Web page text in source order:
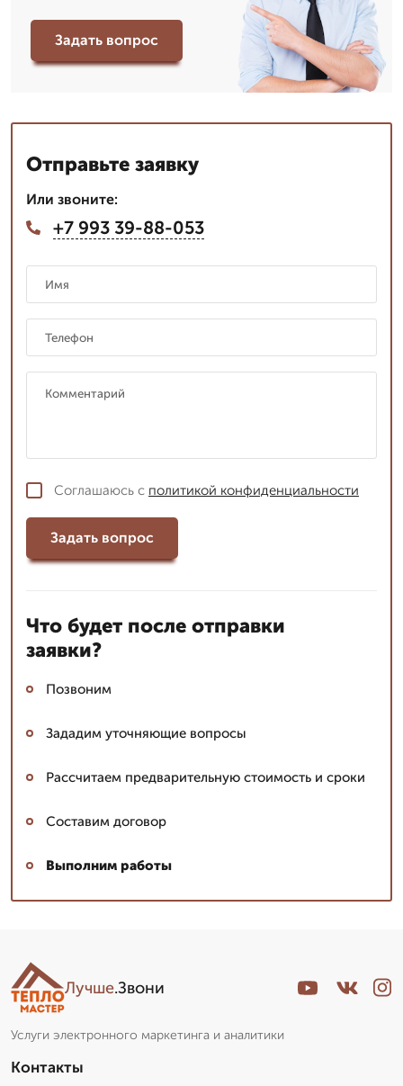
Задать вопрос
Отправьте заявку
Или звоните:
+7 993 39-88-053
Соглашаюсь с политикой конфиденциальности
Задать вопрос
Что будет после отправки
заявки?
Позвоним
Зададим уточняющие вопросы
Рассчитаем предварительную стоимость и сроки
Составим договор
Выполним работы
Лучше.Звони
Услуги электронного маркетинга и аналитики
Контакты